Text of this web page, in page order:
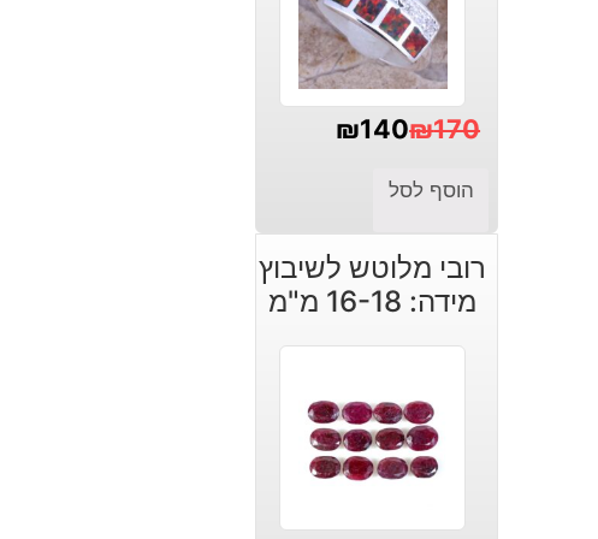
₪170
המקורי
היה:
₪170.
₪140
הנוכחי
הוא:
₪140.
הוסף לסל
רובי מלוטש לשיבוץ
מידה: 16-18 מ"מ